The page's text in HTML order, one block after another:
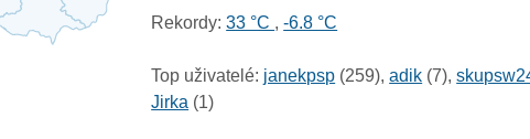
Rekordy: 33 °C ,-6.8 °C
Top uživatelé: janekpsp (259),adik (7),
Jirka (1)